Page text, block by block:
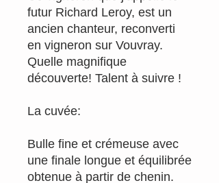
futur Richard Leroy, est un
ancien chanteur, reconverti
en vigneron sur Vouvray.
Quelle magnifique
découverte! Talent à suivre !
La cuvée:
Bulle fine et crémeuse avec
une finale longue et équilibrée
obtenue à partir de chenin.